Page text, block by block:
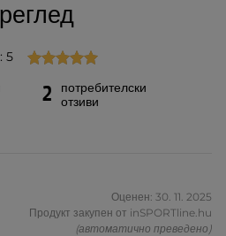
5
2
потребителски
отзиви
Оценен: 30. 11. 2025
Продукт закупен от inSPORTline.hu
(автоматично преведено)